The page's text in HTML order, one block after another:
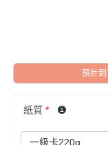
預計
紙質 *